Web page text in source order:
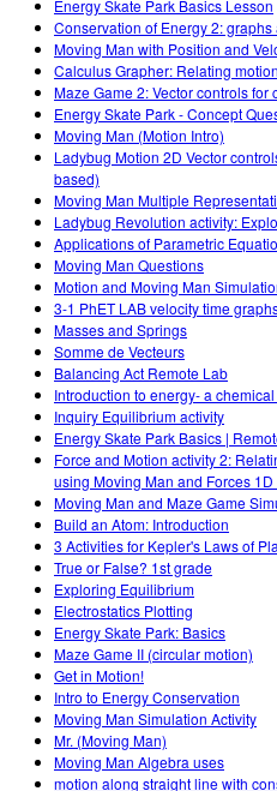
Energy Skate Park Basics Lesson
Conservation of Energy 2: graphs
Moving Man with Position and
Calculus Grapher: Relating
Maze Game 2: Vector controls
Energy Skate Park - Concept
Moving Man (Motion Intro)
Ladybug Motion 2D Vector
based)
Moving Man Multiple
Ladybug Revolution activity:
Applications of Parametric
Moving Man Questions
Motion and Moving Man
3-1 PhET LAB velocity time
Masses and Springs
Somme de Vecteurs
Balancing Act Remote Lab
Introduction to energy- a
Inquiry Equilibrium activity
Energy Skate Park Basics |
Force and Motion activity 2:
using Moving Man and Forces
Moving Man and Maze Game
Build an Atom: Introduction
3 Activities for Kepler's Laws of
True or False? 1st grade
Exploring Equilibrium
Electrostatics Plotting
Energy Skate Park: Basics
Maze Game II (circular motion)
Get in Motion!
Intro to Energy Conservation
Moving Man Simulation Activity
Mr. (Moving Man)
Moving Man Algebra uses
motion along straight line with